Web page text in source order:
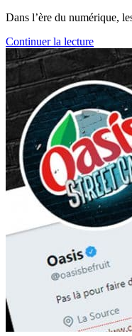
Dans l’ère du numérique,
Continuer la lecture